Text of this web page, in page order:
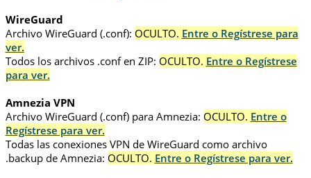
WireGuard
Archivo WireGuard (.conf): OCULTO. Entre o Regístrese para
ver.
Todos los archivos .conf en ZIP: OCULTO. Entre o Regístrese
para ver.
Amnezia VPN
Archivo WireGuard (.conf) para Amnezia: OCULTO. Entre o
Regístrese para ver.
Todas las conexiones VPN de WireGuard como archivo
.backup de Amnezia: OCULTO. Entre o Regístrese para ver.